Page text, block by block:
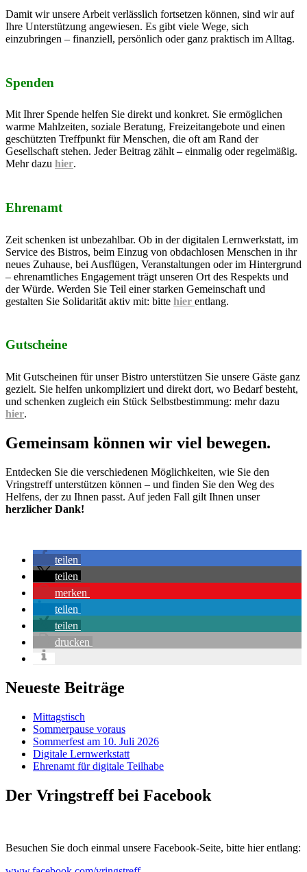
Damit wir unsere Arbeit verlässlich fortsetzen können, sind wir auf
Ihre Unterstützung angewiesen. Es gibt viele Wege, sich
einzubringen – finanziell, persönlich oder ganz praktisch im Alltag.
Spenden
Mit Ihrer Spende helfen Sie direkt und konkret. Sie ermöglichen
warme Mahlzeiten, soziale Beratung, Freizeitangebote und einen
geschützten Treffpunkt für Menschen, die oft am Rand der
Gesellschaft stehen. Jeder Beitrag zählt – einmalig oder regelmäßig.
Mehr dazu hier.
Ehrenamt
Zeit schenken ist unbezahlbar. Ob in der digitalen Lernwerkstatt, im
Service des Bistros, beim Einzug von obdachlosen Menschen in ihr
neues Zuhause, bei Ausflügen, Veranstaltungen oder im Hintergrund
– ehrenamtliches Engagement trägt unseren Ort des Respekts und
der Würde. Werden Sie Teil einer starken Gemeinschaft und
gestalten Sie Solidarität aktiv mit: bitte hier entlang.
Gutscheine
Mit Gutscheinen für unser Bistro unterstützen Sie unsere Gäste ganz
gezielt. Sie helfen unkompliziert und direkt dort, wo Bedarf besteht,
und schenken zugleich ein Stück Selbstbestimmung: mehr dazu
hier.
Gemeinsam können wir viel bewegen.
Entdecken Sie die verschiedenen Möglichkeiten, wie Sie den
Vringstreff unterstützen können – und finden Sie den Weg des
Helfens, der zu Ihnen passt. Auf jeden Fall gilt Ihnen unser
herzlicher Dank!
teilen
teilen
merken
teilen
teilen
drucken
Neueste Beiträge
Mittagstisch
Sommerpause voraus
Sommerfest am 10. Juli 2026
Digitale Lernwerkstatt
Ehrenamt für digitale Teilhabe
Der Vringstreff bei Facebook
Besuchen Sie doch einmal unsere Facebook-Seite, bitte hier entlang: